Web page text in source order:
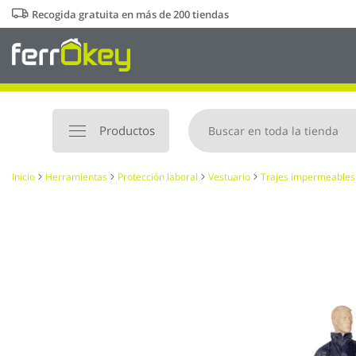
Ir
al
contenido
Recogida gratuita en más de 200 tiendas
Productos
Inicio Herramientas Protección laboral Vestuario Trajes impermeables